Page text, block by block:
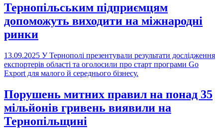
Тернопільським підприємцям
допоможуть виходити на міжнародні
ринки
13.09.2025 У Тернополі презентували результати дослідження
експортерів області та оголосили про старт програми Go
Export для малого й середнього бізнесу.
Порушень митних правил на понад 35
мільйонів гривень виявили на
Тернопільщині